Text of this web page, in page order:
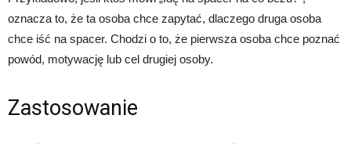
oznacza to, że ta osoba chce zapytać, dlaczego druga osoba
chce iść na spacer. Chodzi o to, że pierwsza osoba chce poznać
powód, motywację lub cel drugiej osoby.
Zastosowanie